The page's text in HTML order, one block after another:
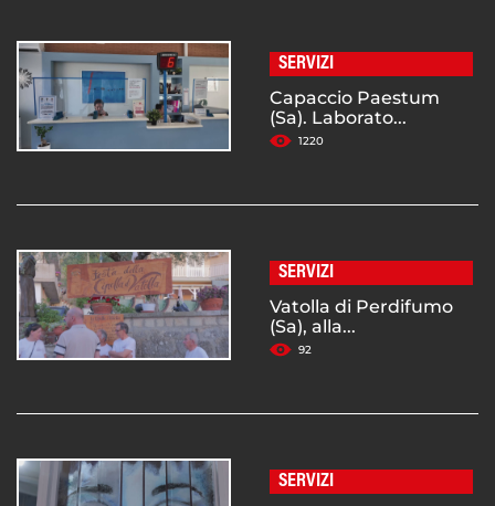
SERVIZI
Capaccio Paestum
(Sa). Laborato...
1220
SERVIZI
Vatolla di Perdifumo
(Sa), alla...
92
SERVIZI